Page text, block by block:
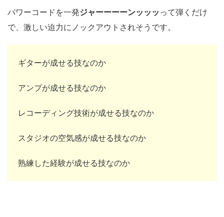
パワーコードを一発ジャーーーーンッッッ って弾くだけ
で、激しい迫力にノックアウトされそうです。
ギターが成せる技なのか
アンプが成せる技なのか
レコーディング技術が成せる技なのか
スタジオの空気感が成せる技なのか
熟練した経験が成せる技なのか